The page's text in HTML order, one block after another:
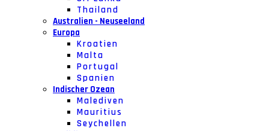
Thailand
Australien - Neuseeland
Europa
Kroatien
Malta
Portugal
Spanien
Indischer Ozean
Malediven
Mauritius
Seychellen